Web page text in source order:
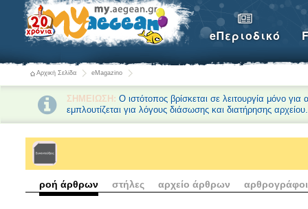
eΠεριοδικό
Αρχική Σελίδα eMagazino
ΣΗΜΕΙΩΣΗ: Ο ιστότοπος βρίσκεται σε λειτουργία μόνο
εμπλουτίζεται για λόγους διάσωσης και διατήρησης αρχείου.
ροή άρθρων στήλες αρχείο άρθρων αρθρογράφοι